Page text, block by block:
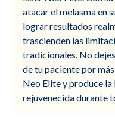
atacar el melasma en
lograr resultados
trascienden las
tradicionales. No
de tu paciente por
Neo Elite y produce
rejuvenecida durante